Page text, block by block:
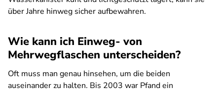
über Jahre hinweg sicher aufbewahren.
Wie kann ich Einweg- von
Mehrwegflaschen unterscheiden?
Oft muss man genau hinsehen, um die beiden
auseinander zu halten. Bis 2003 war Pfand ein